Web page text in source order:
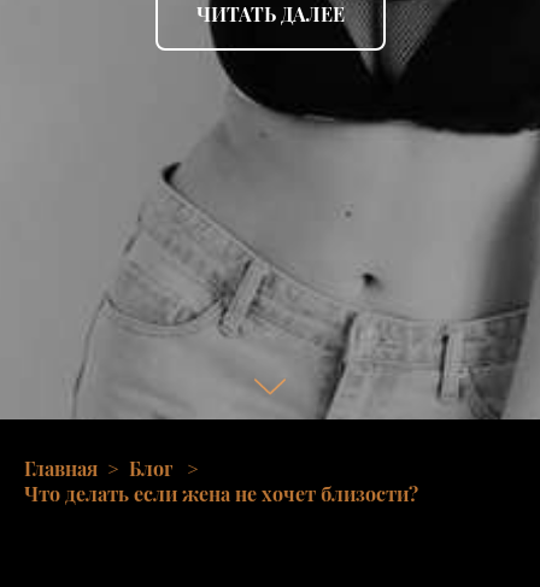
ЧИТАТЬ ДАЛЕЕ
Главная > Блог
>
Что делать если жена не хочет близости?